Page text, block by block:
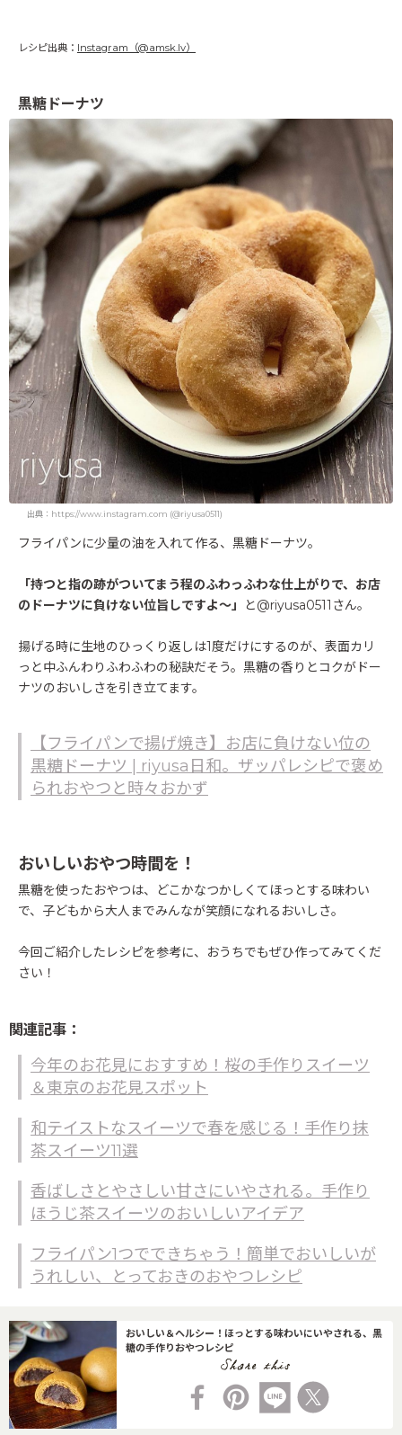
レシピ出典： Instagram（@amsk.lv）
黒糖ドーナツ
出典：https://www.instagram.com (@riyusa0511)
フライパンに少量の油を入れて作る、黒糖ドーナツ。
「持つと指の跡がついてまう程のふわっふわな仕上がりで、お店
のドーナツに負けない位旨しですよ〜」
と@riyusa0511さん。
揚げる時に生地のひっくり返しは1度だけにするのが、表面カリ
っと中ふんわりふわふわの秘訣だそう。黒糖の香りとコクがドー
ナツのおいしさを引き立てます。
【フライパンで揚げ焼き】お店に負けない位の
黒糖ドーナツ | riyusa日和。ザッパレシピで褒め
られおやつと時々おかず
おいしいおやつ時間を！
黒糖を使ったおやつは、どこかなつかしくてほっとする味わい
で、子どもから大人までみんなが笑顔になれるおいしさ。
今回ご紹介したレシピを参考に、おうちでもぜひ作ってみてくだ
さい！
関連記事：
今年のお花見におすすめ！桜の手作りスイーツ
＆東京のお花見スポット
和テイストなスイーツで春を感じる！手作り抹
茶スイーツ11選
香ばしさとやさしい甘さにいやされる。手作り
ほうじ茶スイーツのおいしいアイデア
フライパン1つでできちゃう！簡単でおいしいが
うれしい、とっておきのおやつレシピ
おいしい＆ヘルシー！ほっとする味わいにいやされる、黒
糖の手作りおやつレシピ